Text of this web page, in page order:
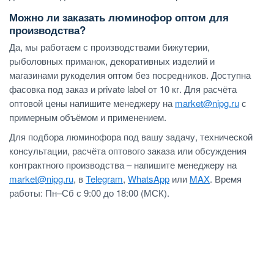
Можно ли заказать люминофор оптом для
производства?
Да, мы работаем с производствами бижутерии,
рыболовных приманок, декоративных изделий и
магазинами рукоделия оптом без посредников. Доступна
фасовка под заказ и private label от 10 кг. Для расчёта
оптовой цены напишите менеджеру на market@nipg.ruс
примерным объёмом и применением.
Для подбора люминофора под вашу задачу, технической
консультации, расчёта оптового заказа или обсуждения
контрактного производства – напишите менеджеру на
market@nipg.ru, вTelegram, WhatsApp или MAX. Время
работы: Пн–Сб с 9:00 до 18:00 (МСК).